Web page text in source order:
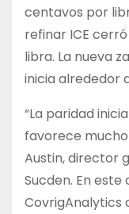
centavos por
refinar ICE
libra. La nueva
inicia alrededor
“La paridad
favorece
Austin, director
Sucden. En
CovrigAnalytics